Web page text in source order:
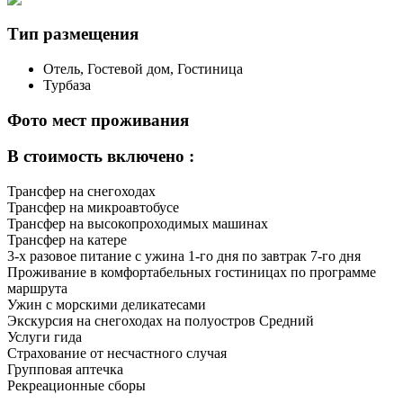
Тип размещения
Отель, Гостевой дом, Гостиница
Турбаза
Фото мест проживания
В стоимость включено :
Трансфер на снегоходах
Трансфер на микроавтобусе
Трансфер на высокопроходимых машинах
Трансфер на катере
3-х разовое питание с ужина 1-го дня по завтрак 7-го дня
Проживание в комфортабельных гостиницах по программе
маршрута
Ужин с морскими деликатесами
Экскурсия на снегоходах на полуостров Средний
Услуги гида
Страхование от несчастного случая
Групповая аптечка
Рекреационные сборы